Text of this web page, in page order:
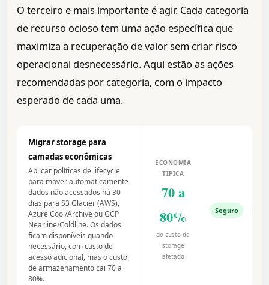
O terceiro e mais importante é agir. Cada categoria
de recurso ocioso tem uma ação específica que
maximiza a recuperação de valor sem criar risco
operacional desnecessário. Aqui estão as ações
recomendadas por categoria, com o impacto
esperado de cada uma.
Migrar storage para
camadas econômicas
Aplicar políticas de lifecycle
para mover automaticamente
dados não acessados há 30
dias para S3 Glacier (AWS),
Azure Cool/Archive ou GCP
Nearline/Coldline. Os dados
ficam disponíveis quando
necessário, com custo de
acesso adicional, mas o custo
de armazenamento cai 70 a
80%.
ECONOMIA
TÍPICA
70 a
80%
do custo de
storage
afetado
Seguro